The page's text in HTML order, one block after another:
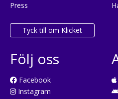
Press
Tyck till om Klicket
Följ oss
Facebook
Instagram